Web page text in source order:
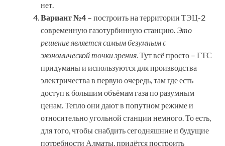
нет.
Вариант №4 – построить на территории ТЭЦ-2
современную газотурбинную станцию.Это
решение является самым безумным с
экономической точки зрения.Тут всё просто – ГТС
придуманы и используются для производства
электричества в первую очередь, там где есть
доступ к большим объёмам газа по разумным
ценам. Тепло они дают в попутном режиме и
относительно угольной станции немного. То есть,
для того, чтобы снабдить сегодняшние и будущие
потребности Алматы, придётся построить